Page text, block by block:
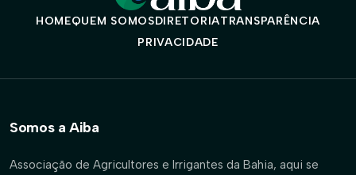
HOMEQUEM SOMOSDIRETORIATRANSPARÊNCIA
PRIVACIDADE
Somos a Aiba
Associação de Agricultores e Irrigantes da Bahia, aqui se